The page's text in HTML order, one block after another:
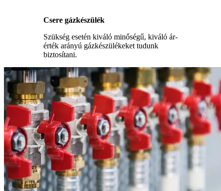
Csere gázkészülék
Szükség esetén kiváló minőségű, kiváló ár-
érték arányú gázkészülékeket tudunk
biztosítani.